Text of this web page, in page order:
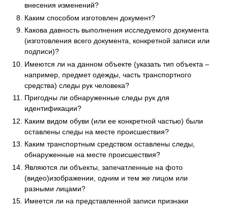
внесения изменений?
Каким способом изготовлен документ?
Какова давность выполнения исследуемого документа
(изготовления всего документа, конкретной записи или
подписи)?
Имеются ли на данном объекте (указать тип объекта –
например, предмет одежды, часть транспортного
средства) следы рук человека?
Пригодны ли обнаруженные следы рук для
идентификации?
Каким видом обуви (или ее конкретной частью) были
оставлены следы на месте происшествия?
Каким транспортным средством оставлены следы,
обнаруженные на месте происшествия?
Являются ли объекты, запечатленные на фото
(видео)изображении, одним и тем же лицом или
разными лицами?
Имеется ли на представленной записи признаки